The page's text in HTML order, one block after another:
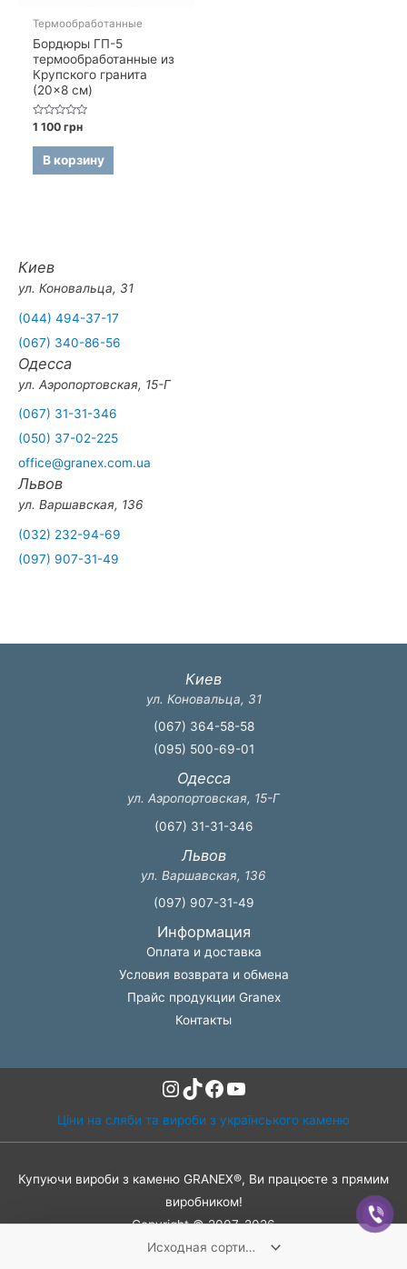
Термообработанные
Бордюры ГП-5
термообработанные из
Крупского гранита
(20×8 см)
Оценка
из
1 100грн
В корзину
Киев
ул. Коновальца, 31
(044) 494-37-17
(067) 340-86-56
Одесса
ул. Аэропортовская, 15-Г
(067) 31-31-346
(050) 37-02-225
office@granex.com.ua
Львов
ул. Варшавская, 136
(032) 232-94-69
(097) 907-31-49
Киев
ул. Коновальца, 31
(067) 364-58-58
(095) 500-69-01
Одесса
ул. Аэропортовская, 15-Г
(067) 31-31-346
Львов
ул. Варшавская, 136
(097) 907-31-49
Информация
Оплата и доставка
Условия возврата и обмена
Прайс продукции Granex
Контакты
Instagram
TikTok
Facebook
YouTube
Ціни на сляби та вироби з українського каменю
Купуючи вироби з каменю GRANEX®, Ви працюєте з прямим
виробником!
Copyright © 2007-2026